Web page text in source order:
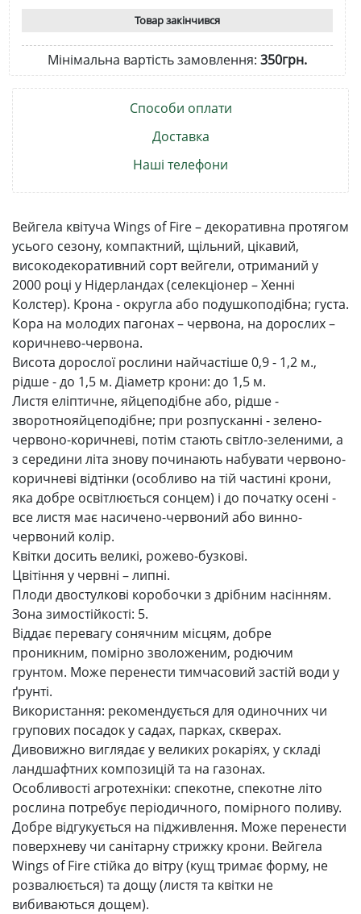
Товар закінчився
Мінімальна вартість замовлення: 350грн.
Способи оплати
Доставка
Наші телефони
Вейгела квітуча Wings of Fire – декоративна протягом
усього сезону, компактний, щільний, цікавий,
високодекоративний сорт вейгели, отриманий у
2000 році у Нідерландах (селекціонер – Хенні
Колстер). Крона - округла або подушкоподібна; густа.
Кора на молодих пагонах – червона, на дорослих –
коричнево-червона.
Висота дорослої рослини найчастіше 0,9 - 1,2 м.,
рідше - до 1,5 м. Діаметр крони: до 1,5 м.
Листя еліптичне, яйцеподібне або, рідше -
зворотнояйцеподібне; при розпусканні - зелено-
червоно-коричневі, потім стають світло-зеленими, а
з середини літа знову починають набувати червоно-
коричневі відтінки (особливо на тій частині крони,
яка добре освітлюється сонцем) і до початку осені -
все листя має насичено-червоний або винно-
червоний колір.
Квітки досить великі, рожево-бузкові.
Цвітіння у червні – липні.
Плоди двостулкові коробочки з дрібним насінням.
Зона зимостійкості: 5.
Віддає перевагу сонячним місцям, добре
проникним, помірно зволоженим, родючим
грунтом. Може перенести тимчасовий застій води у
ґрунті.
Використання: рекомендується для одиночних чи
групових посадок у садах, парках, скверах.
Дивовижно виглядає у великих рокаріях, у складі
ландшафтних композицій та на газонах.
Особливості агротехніки: спекотне, спекотне літо
рослина потребує періодичного, помірного поливу.
Добре відгукується на підживлення. Може перенести
поверхневу чи санітарну стрижку крони. Вейгела
Wings of Fire стійка до вітру (кущ тримає форму, не
розвалюється) та дощу (листя та квітки не
вибиваються дощем).